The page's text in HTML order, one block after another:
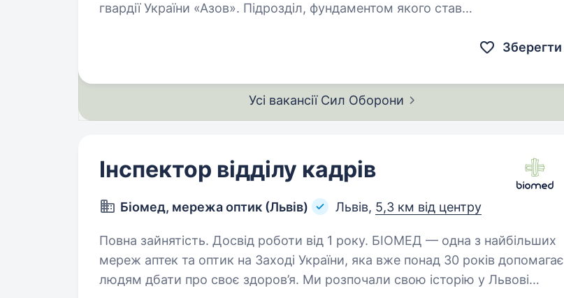
гвардії України «Азов». Підрозділ, фундаментом якого став
Зберегти
Усі вакансії Сил Оборони
Інспектор відділу кадрів
Біомед, мережа оптик (Львів) Львів, 5,3 км від центру
Повна зайнятість. Досвід роботи від 1 року. БІОМЕД — одна з найбільших
мереж аптек та оптик на Заході України, яка вже понад 30 років допомагає
людям дбати про своє здоров’я. Ми розпочали свою історію у Львові